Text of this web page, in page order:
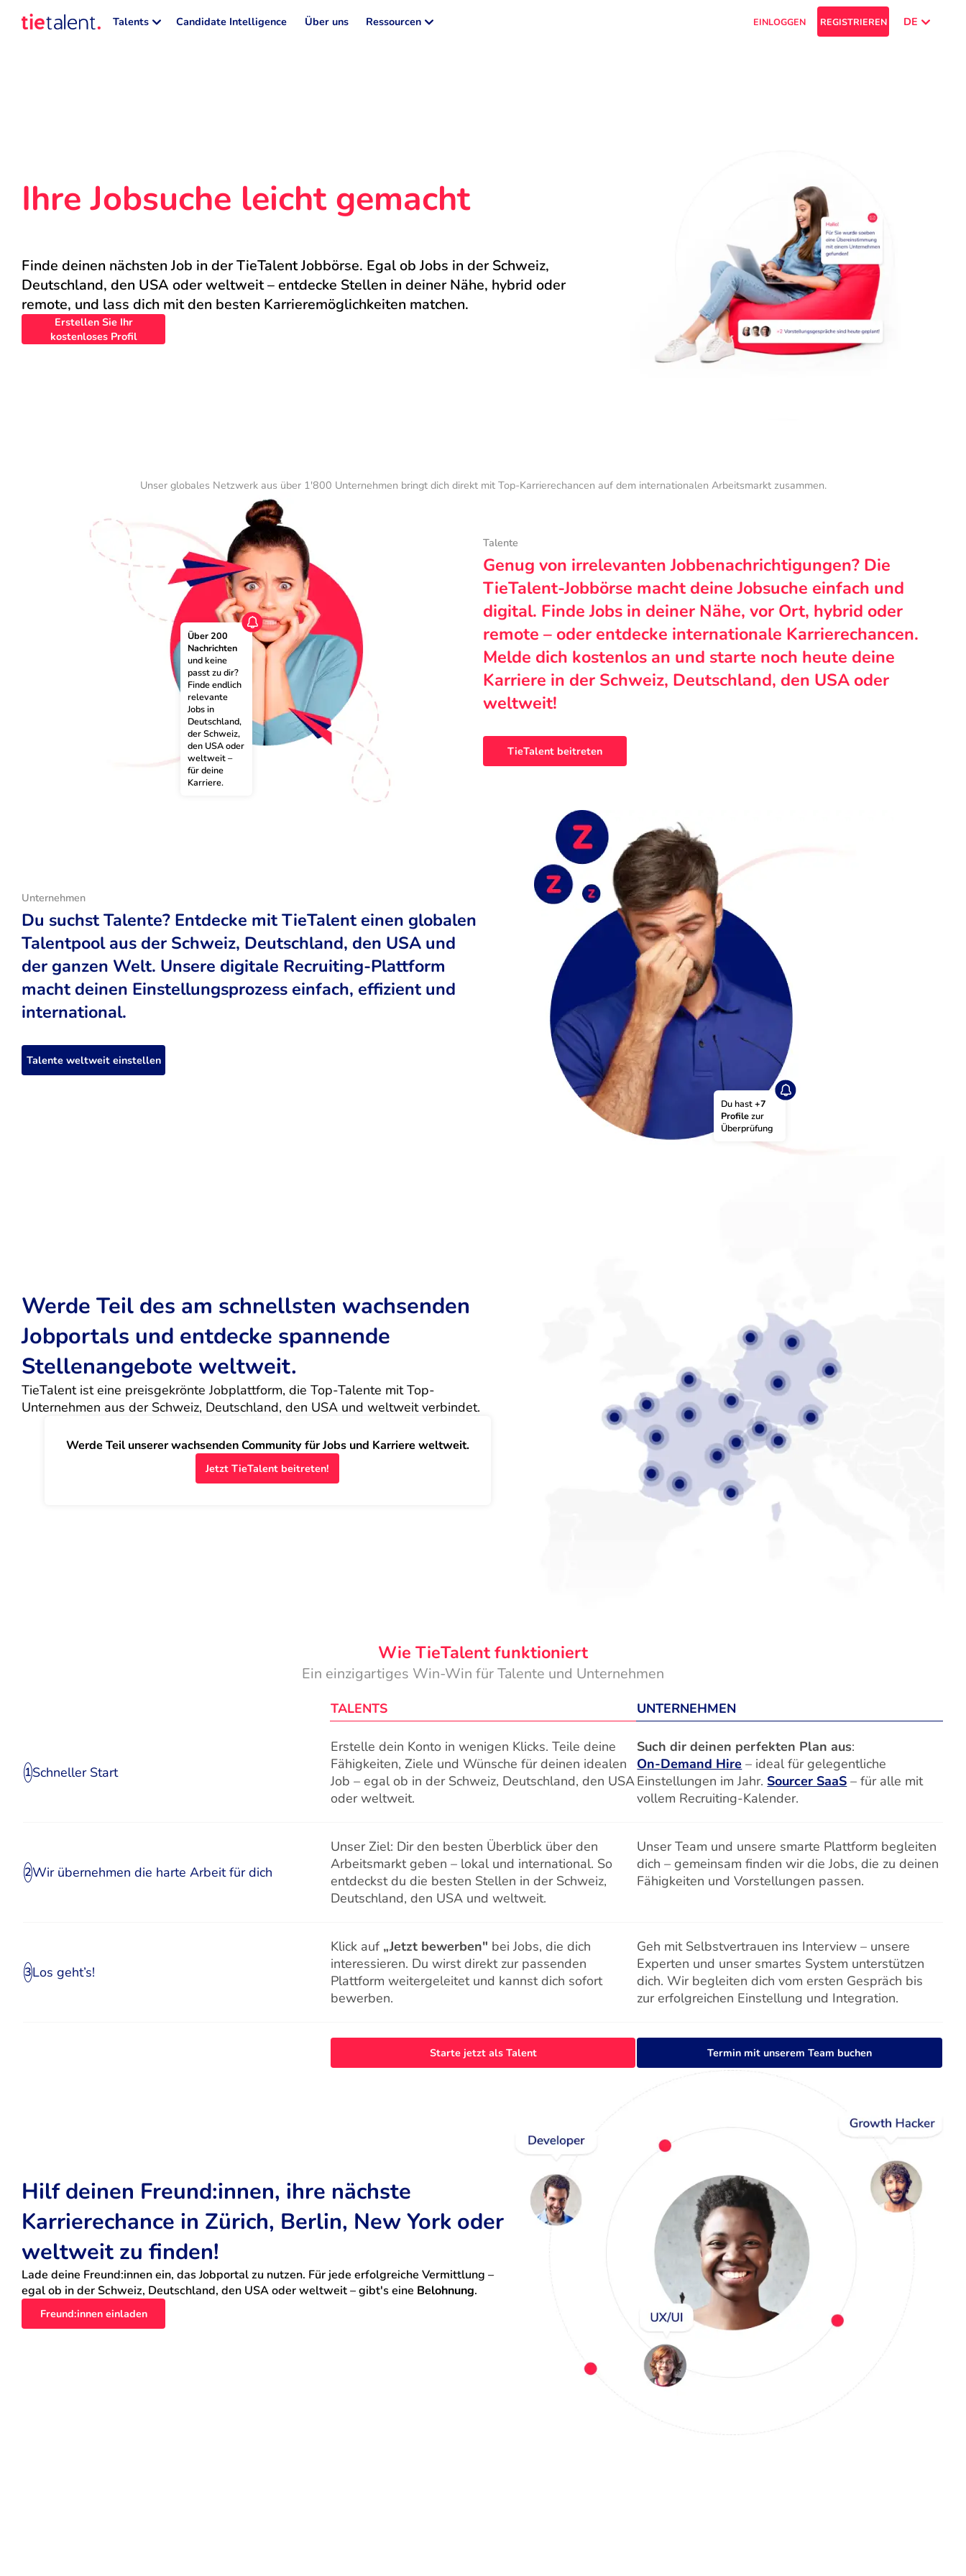
Talents Candidate Intelligence Über uns Ressourcen EINLOGGEN REGISTRIEREN DE
Ihre Jobsuche leicht gemacht
Finde deinen nächsten Job in der TieTalent Jobbörse. Egal ob Jobs in der Schweiz,
Deutschland, den USA oder weltweit – entdecke Stellen in deiner Nähe, hybrid oder
remote, und lass dich mit den besten Karrieremöglichkeiten matchen.
Erstellen Sie Ihr
kostenloses Profil
Unser globales Netzwerk aus über 1'800 Unternehmen bringt dich direkt mit Top-Karrierechancen auf dem internationalen Arbeitsmarkt zusammen.
Über 200
Nachrichten
und keine
passt zu dir?
Finde endlich
relevante
Jobs in
Deutschland,
der Schweiz,
den USA oder
weltweit –
für deine
Karriere.
Talente
Genug von irrelevanten Jobbenachrichtigungen? Die
TieTalent-Jobbörse macht deine Jobsuche einfach und
digital. Finde Jobs in deiner Nähe, vor Ort, hybrid oder
remote – oder entdecke internationale Karrierechancen.
Melde dich kostenlos an und starte noch heute deine
Karriere in der Schweiz, Deutschland, den USA oder
weltweit!
TieTalent beitreten
Du hast +7
Profile zur
Überprüfung
Unternehmen
Du suchst Talente? Entdecke mit TieTalent einen globalen
Talentpool aus der Schweiz, Deutschland, den USA und
der ganzen Welt. Unsere digitale Recruiting-Plattform
macht deinen Einstellungsprozess einfach, effizient und
international.
Talente weltweit einstellen
Werde Teil des am schnellsten wachsenden
Jobportals und entdecke spannende
Stellenangebote weltweit.
TieTalent ist eine preisgekrönte Jobplattform, die Top-Talente mit Top-
Unternehmen aus der Schweiz, Deutschland, den USA und weltweit verbindet.
Werde Teil unserer wachsenden Community für Jobs und Karriere weltweit.
Jetzt TieTalent beitreten!
Wie TieTalent funktioniert
Ein einzigartiges Win-Win für Talente und Unternehmen
TALENTS UNTERNEHMEN
1Schneller Start
Erstelle dein Konto in wenigen Klicks. Teile deine
Fähigkeiten, Ziele und Wünsche für deinen idealen
Job – egal ob in der Schweiz, Deutschland, den USA
oder weltweit.
Such dir deinen perfekten Plan aus:
On-Demand Hire – ideal für gelegentliche
Einstellungen im Jahr. Sourcer SaaS – für alle mit
vollem Recruiting-Kalender.
2Wir übernehmen die harte Arbeit für dich
Unser Ziel: Dir den besten Überblick über den
Arbeitsmarkt geben – lokal und international. So
entdeckst du die besten Stellen in der Schweiz,
Deutschland, den USA und weltweit.
Unser Team und unsere smarte Plattform begleiten
dich – gemeinsam finden wir die Jobs, die zu deinen
Fähigkeiten und Vorstellungen passen.
3Los geht’s!
Klick auf „Jetzt bewerben" bei Jobs, die dich
interessieren. Du wirst direkt zur passenden
Plattform weitergeleitet und kannst dich sofort
bewerben.
Geh mit Selbstvertrauen ins Interview – unsere
Experten und unser smartes System unterstützen
dich. Wir begleiten dich vom ersten Gespräch bis
zur erfolgreichen Einstellung und Integration.
Starte jetzt als Talent Termin mit unserem Team buchen
Hilf deinen Freund:innen, ihre nächste
Karrierechance in Zürich, Berlin, New York oder
weltweit zu finden!
Lade deine Freund:innen ein, das Jobportal zu nutzen. Für jede erfolgreiche Vermittlung –
egal ob in der Schweiz, Deutschland, den USA oder weltweit – gibt's eine Belohnung.
Freund:innen einladen